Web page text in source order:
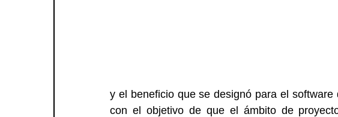
y el beneficio que se designó para el
con el objetivo de que el ámbito de